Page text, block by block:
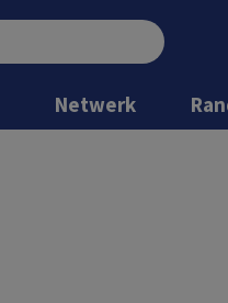
Netwerk